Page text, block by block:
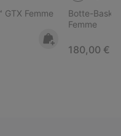
GTX Femme
Botte-
Femme
Regular
180,00 €